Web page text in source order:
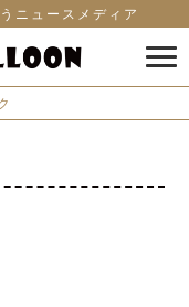
ニュースメディア